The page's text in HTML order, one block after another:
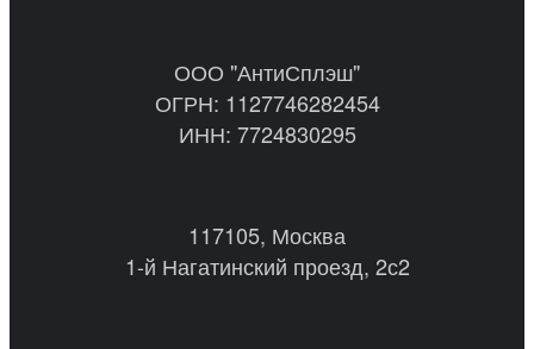
ООО "АнтиСплэш"
ОГРН: 1127746282454
ИНН: 7724830295
117105, Москва
1-й Нагатинский проезд, 2с2